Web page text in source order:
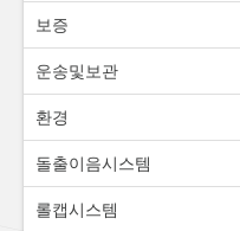
보증
운송및보관
환경
돌출이음시스템
롤캡시스템